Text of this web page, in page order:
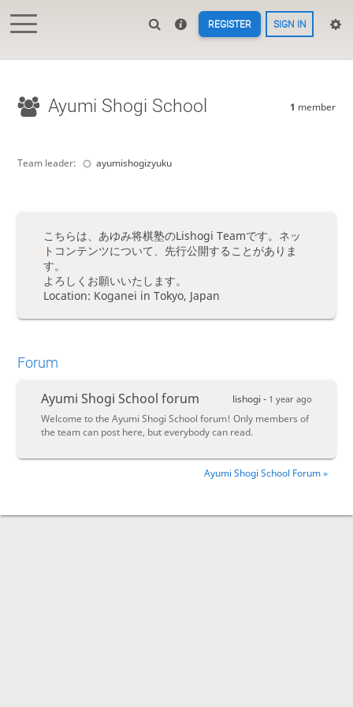
REGISTER SIGN IN
Ayumi Shogi School 1 member
Team leader: ayumishogizyuku
こちらは、あゆみ将棋塾のLishogi Teamです。ネッ
トコンテンツについて、先行公開することがありま
す。
よろしくお願いいたします。
Location: Koganei in Tokyo, Japan
Forum
Ayumi Shogi School forum lishogi - 1 year ago
Welcome to the Ayumi Shogi School forum! Only members of
the team can post here, but everybody can read.
Ayumi Shogi School Forum »